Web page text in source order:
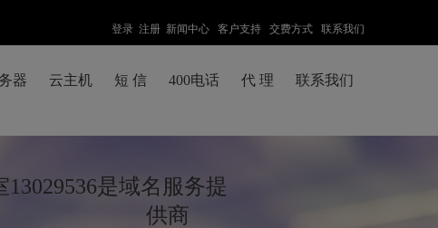
登录 注册 新闻中心 客户支持 交费方式 联系我们
器 云主机 短 信 400电话 代 理 联系我们
是域名服务提
供商